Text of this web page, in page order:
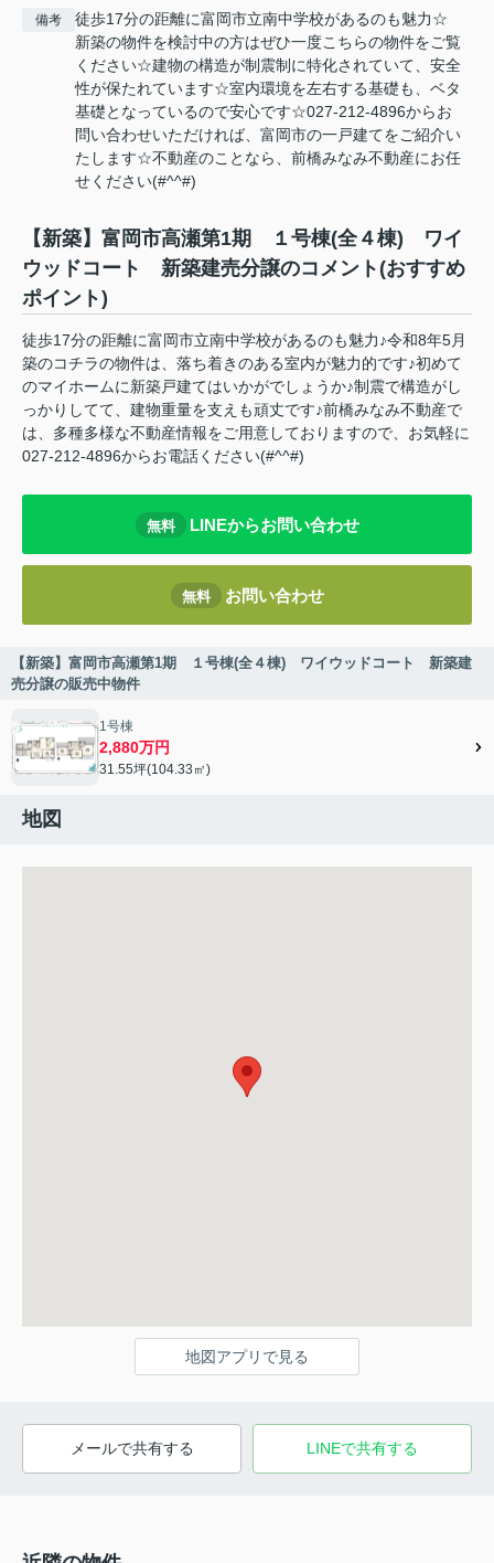
備考
徒歩17分の距離に富岡市立南中学校があるのも魅力☆
新築の物件を検討中の方はぜひ一度こちらの物件をご覧
ください☆建物の構造が制震制に特化されていて、安全
性が保たれています☆室内環境を左右する基礎も、ベタ
基礎となっているので安心です☆027-212-4896からお
問い合わせいただければ、富岡市の一戸建てをご紹介い
たします☆不動産のことなら、前橋みなみ不動産にお任
せください(#^^#)
【新築】富岡市高瀬第1期 １号棟(全４棟) ワイ
ウッドコート 新築建売分譲のコメント(おすすめ
ポイント)
徒歩17分の距離に富岡市立南中学校があるのも魅力♪令和8年5月
築のコチラの物件は、落ち着きのある室内が魅力的です♪初めて
のマイホームに新築戸建てはいかがでしょうか♪制震で構造がし
っかりしてて、建物重量を支えも頑丈です♪前橋みなみ不動産で
は、多種多様な不動産情報をご用意しておりますので、お気軽に
027-212-4896からお電話ください(#^^#)
無料 LINEからお問い合わせ
無料 お問い合わせ
【新築】富岡市高瀬第1期 １号棟(全４棟) ワイウッドコート 新築建
売分譲の販売中物件
1号棟
2,880万円
31.55坪(104.33㎡)
地図
地図アプリで見る
メールで共有する LINEで共有する